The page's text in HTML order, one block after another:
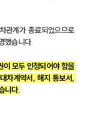
관계가 종료되었으므로
했습니다.
모두 인정되어야 함을
차계약서, 해지 통보서,
니다.